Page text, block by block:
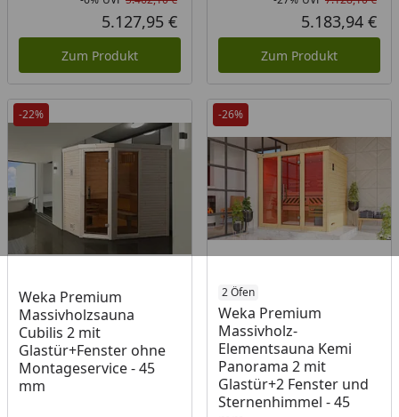
Rabatt in Prozent
Ursprünglicher Preis
Aktueller Preis
5.127,95 €
Zum Produkt
5.183,94 €
Zum Produkt
-22%
Weka Premium
Massivholzsauna
Cubilis 2 mit
Glastür+Fenster ohne
Montageservice - 45
mm
-26%
2 Öfen
Weka Premium
Massivholz-
Elementsauna Kemi
Panorama 2 mit
Glastür+2 Fenster und
Sternenhimmel - 45